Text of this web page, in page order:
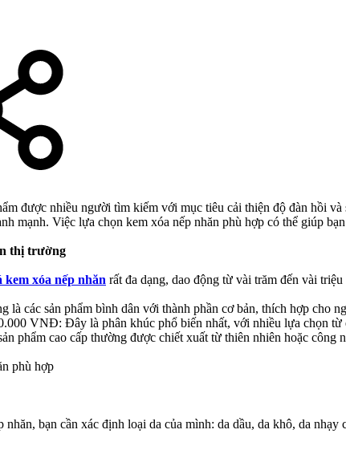
được nhiều người tìm kiếm với mục tiêu cải thiện độ đàn hồi
mạnh. Việc lựa chọn kem xóa nếp nhăn phù hợp có thể giúp
thị trường
kem xóa nếp nhăn rất đa dạng, dao động từ vài trăm đến vài
các sản phẩm bình dân với thành phần cơ bản, thích hợp cho
VNĐ: Đây là phân khúc phổ biến nhất, với nhiều lựa chọn từ
phẩm cao cấp thường được chiết xuất từ thiên nhiên hoặc công
phù hợp
bạn cần xác định loại da của mình: da dầu, da khô, da